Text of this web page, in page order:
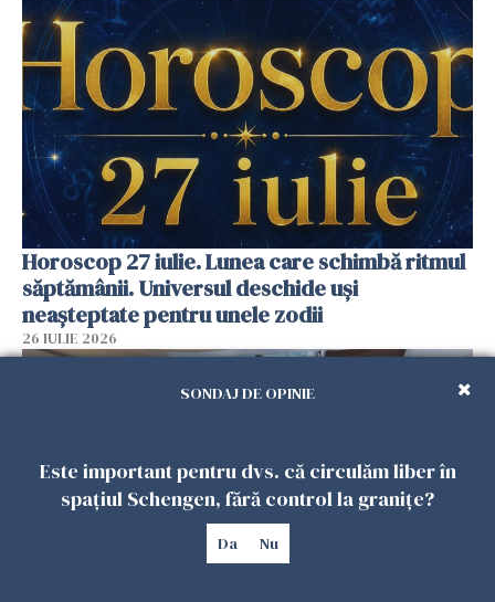
Horoscop 27 iulie. Lunea care schimbă ritmul
săptămânii. Universul deschide uși
neașteptate pentru unele zodii
26 IULIE 2026
SONDAJ DE OPINIE
Este important pentru dvs. că circulăm liber în
spațiul Schengen, fără control la granițe?
Da Nu